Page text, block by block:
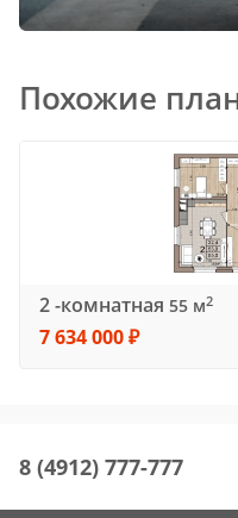
Похожие
2 -комнатная 55 м2
7 634 000 ₽
8 (4912) 777-777